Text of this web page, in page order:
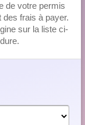
de votre permis
des frais à payer.
sur la liste ci-